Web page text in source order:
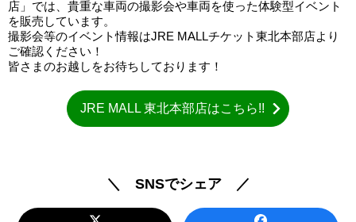
店」では、貴重な車両の撮影会や車両を使った体験型イベント
を販売しています。
撮影会等のイベント情報はJRE MALLチケット東北本部店より
ご確認ください！
皆さまのお越しをお待ちしております！
JRE MALL 東北本部店はこちら!!
＼ SNSでシェア ／